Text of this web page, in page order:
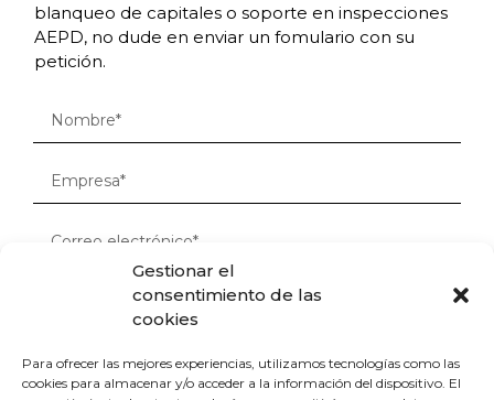
Gestionar el
consentimiento de las
cookies
Para ofrecer las mejores experiencias, utilizamos tecnologías como las
cookies para almacenar y/o acceder a la información del dispositivo. El
blanqueo de capitales o soporte en inspecciones
AEPD, no dude en enviar un fomulario con su
petición.